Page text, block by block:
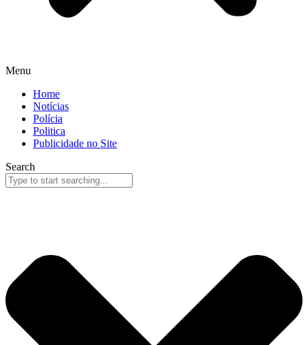
Menu
Home
Notícias
Polícia
Politica
Publicidade no Site
Search